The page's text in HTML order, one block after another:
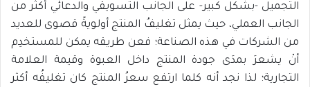
التجميل -بشكل كبير- على الجانب التسويقي والدعائي أكثر من
الجانب العملي، حيث يمثل تغليفُ المنتج أولويةً قصوى للعديد
من الشركات في هذه الصناعة؛ فعن طريقه يمكن للمستخدِم
أنْ يشعرَ بمدَى جودة المنتج داخل العبوة وقيمة العلامة
التجارية؛ لذا نجد أنه كلما ارتفع سعرُ المنتج كان تغليفُه أكثر